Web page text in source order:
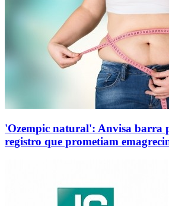
'Ozempic natural': Anvisa barra
registro que prometiam